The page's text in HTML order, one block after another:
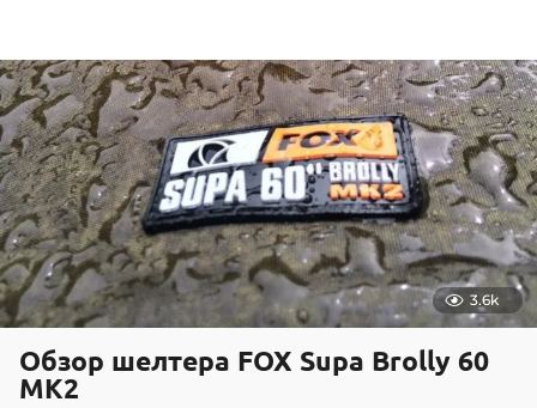
.
2
0
1
8
3.6k
Обзор шелтера FOX Supa Brolly 60
MK2